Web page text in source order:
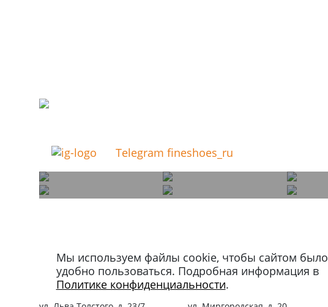
Telegram fineshoes_ru
Магазин в Москве
+7 495 66-2-9876
119021,г. Москва,
Магазин в Петербурге
+7 812 40-727-60
191024,г. Санкт-Петербург
Мы используем файлы cookie, чтобы сайтом было
удобно пользоваться. Подробная информация в
Политике конфиденциальности.